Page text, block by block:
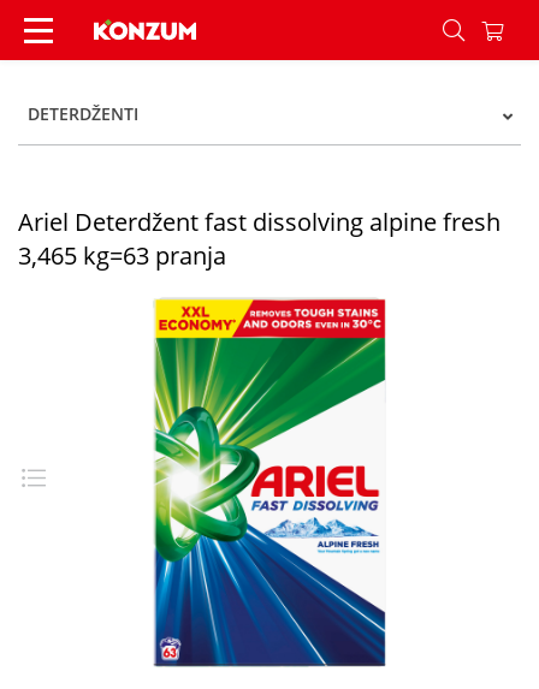
Ariel Deterdžent fast dissolving alpine fresh
DETERDŽENTI
Ariel Deterdžent fast dissolving alpine fresh
3,465 kg=63 pranja